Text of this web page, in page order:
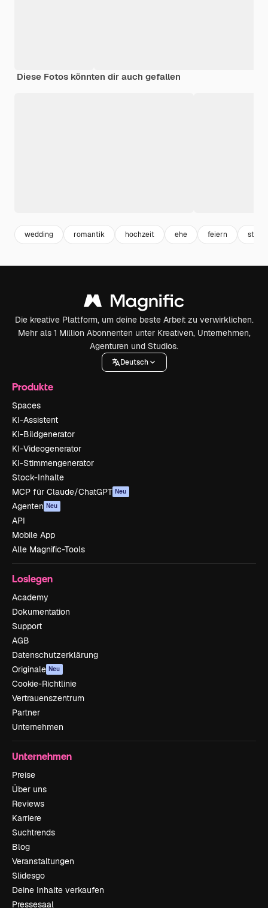
Diese Fotos könnten dir auch gefallen
wedding romantik hochzeit ehe feiern
Die kreative Plattform, um deine beste Arbeit zu verwirklichen.
Mehr als 1 Million Abonnenten unter Kreativen, Unternehmen,
Agenturen und Studios.
Deutsch
Produkte
Spaces
KI-Assistent
KI-Bildgenerator
KI-Videogenerator
KI-Stimmengenerator
Stock-Inhalte
MCP für Claude/ChatGPT Neu
Agenten Neu
API
Mobile App
Alle Magnific-Tools
Loslegen
Academy
Dokumentation
Support
AGB
Datenschutzerklärung
Originale Neu
Cookie-Richtlinie
Vertrauenszentrum
Partner
Unternehmen
Unternehmen
Preise
Über uns
Reviews
Karriere
Suchtrends
Blog
Veranstaltungen
Slidesgo
Deine Inhalte verkaufen
Pressesaal